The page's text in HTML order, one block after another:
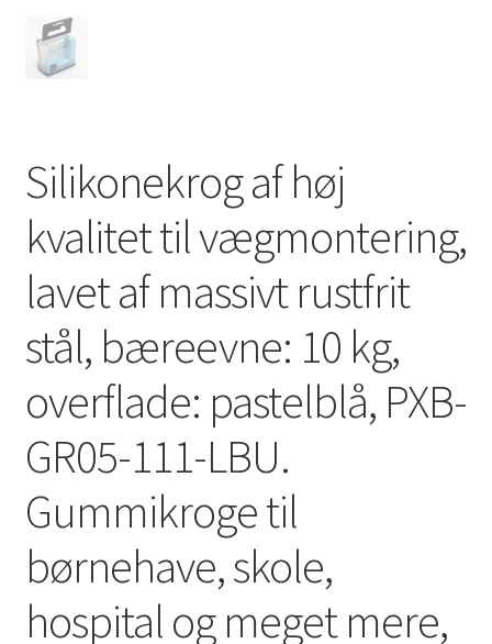
Silikonekrog af høj
kvalitet til vægmontering,
lavet af massivt rustfrit
stål, bæreevne: 10 kg,
overflade: pastelblå, PXB-
GR05-111-LBU.
Gummikroge til
børnehave, skole,
hospital og meget mere,